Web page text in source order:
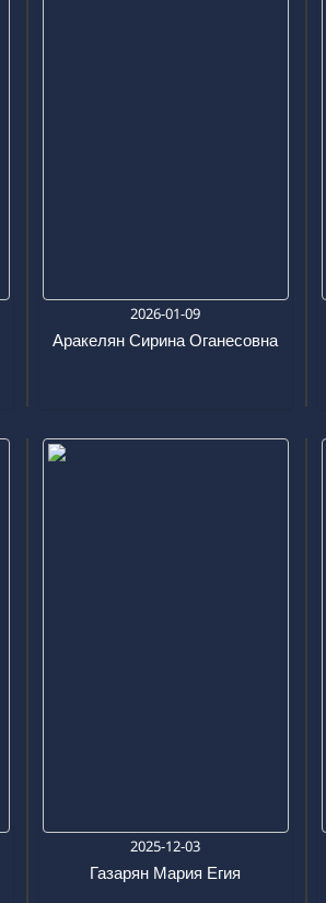
2026-01-09
Аракелян Сирина Оганесовна
2025-12-03
Газарян Мария Егия